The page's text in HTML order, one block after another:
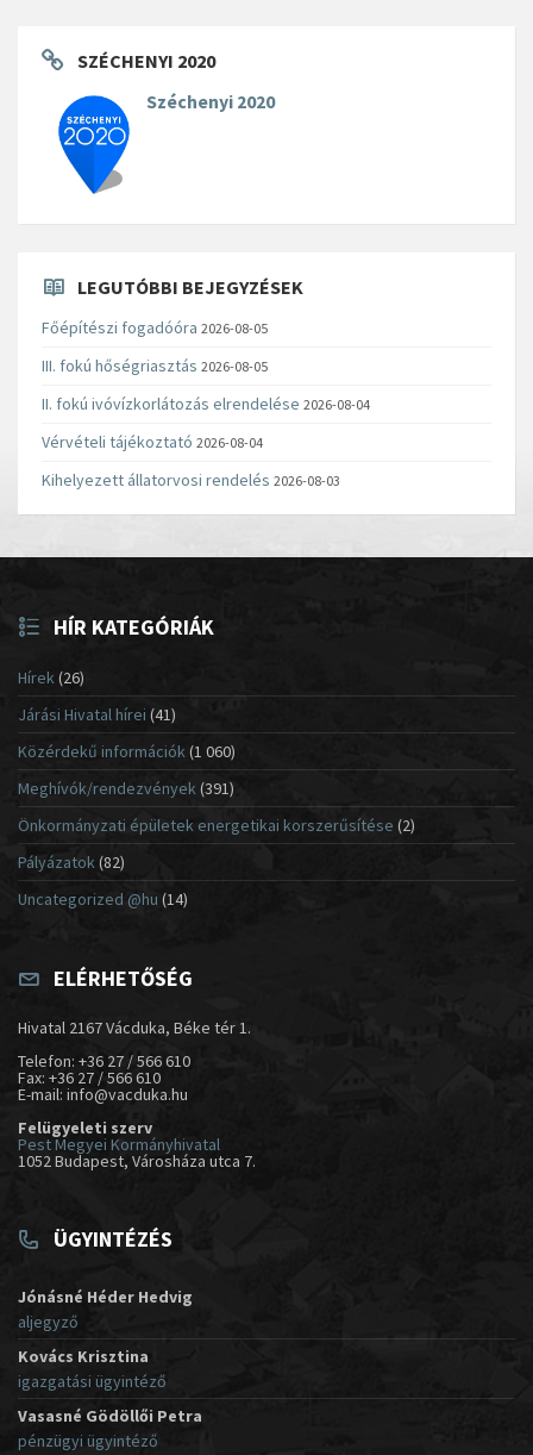
SZÉCHENYI 2020
Széchenyi 2020
LEGUTÓBBI BEJEGYZÉSEK
Főépítészi fogadóóra 2026-08-05
III. fokú hőségriasztás 2026-08-05
II. fokú ivóvízkorlátozás elrendelése 2026-08-04
Vérvételi tájékoztató 2026-08-04
Kihelyezett állatorvosi rendelés 2026-08-03
HÍR KATEGÓRIÁK
Hírek(26)
Járási Hivatal hírei (41)
Közérdekű információk(1 060)
Meghívók/rendezvények (391)
Önkormányzati épületek energetikai korszerűsítése (2)
Pályázatok (82)
Uncategorized @hu (14)
ELÉRHETŐSÉG
Hivatal 2167 Vácduka, Béke tér 1.
Telefon: +36 27 / 566 610
Fax: +36 27 / 566 610
E-mail: info@vacduka.hu
Felügyeleti szerv
Pest Megyei Kormányhivatal
1052 Budapest, Városháza utca 7.
ÜGYINTÉZÉS
Jónásné Héder Hedvig
aljegyző
Kovács Krisztina
igazgatási ügyintéző
Vasasné Gödöllői Petra
pénzügyi ügyintéző